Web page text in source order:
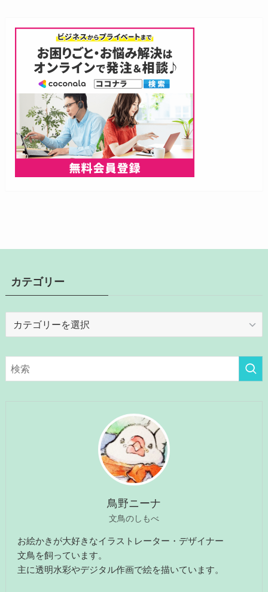
カテゴリー
リ
ー
鳥野ニーナ
文鳥のしもべ
お絵かきが大好きなイラストレーター・デザイナー
文鳥を飼っています。
主に透明水彩やデジタル作画で絵を描いています。